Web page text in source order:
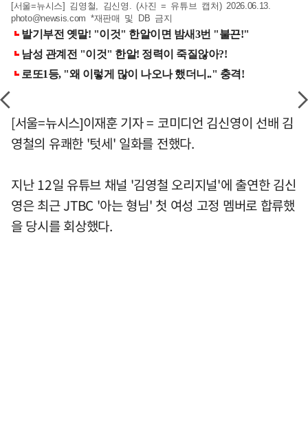
[서울=뉴시스] 김영철, 김신영. (사진 = 유튜브 캡처) 2026.06.13.
photo@newsis.com *재판매 및 DB 금지
[서울=뉴시스]이재훈 기자 = 코미디언 김신영이 선배 김
영철의 유쾌한 '텃세' 일화를 전했다.
지난 12일 유튜브 채널 '김영철 오리지널'에 출연한 김신
영은 최근 JTBC '아는 형님' 첫 여성 고정 멤버로 합류했
을 당시를 회상했다.